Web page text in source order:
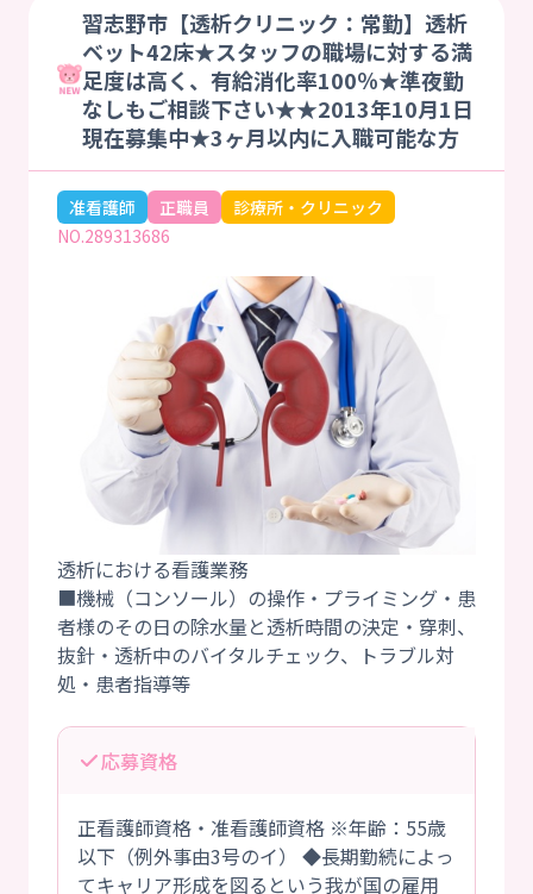
習志野市【透析クリニック：常勤】透析
ベット42床★スタッフの職場に対する満
足度は高く、有給消化率100％★準夜勤
なしもご相談下さい★★2013年10月1日
現在募集中★3ヶ月以内に入職可能な方
准看護師 正職員
診療所・クリニック
NO.289313686
透析における看護業務
■機械（コンソール）の操作・プライミング・患
者様のその日の除水量と透析時間の決定・穿刺、
抜針・透析中のバイタルチェック、トラブル対
応募資格
正看護師資格・准看護師資格 ※年齢：55歳
以下（例外事由3号のイ） ◆長期勤続によっ
てキャリア形成を図るという我が国の雇用